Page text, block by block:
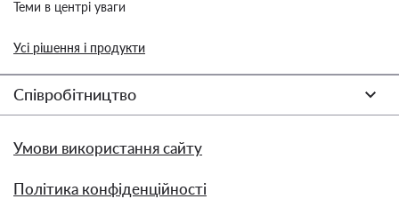
Теми в центрі уваги
Усі рішення і продукти
Співробітництво
Умови використання сайту
Політика конфіденційності